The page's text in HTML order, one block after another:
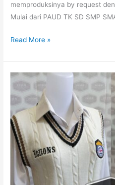
memproduksinya by request
Mulai dari PAUD TK SD SMP
Rompi
Sekolah
TK
SD
SMA
Read More »